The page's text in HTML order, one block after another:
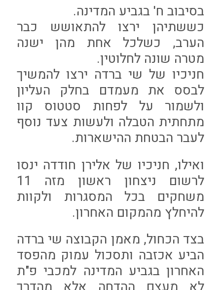
בסיבוב ח' בגביע המדינה.
כששתיהן ירצו להתאושש כבר
הערב, כשלכל אחת מהן ישנה
מטרה שונה לחלוטין.
חניכיו של שי ברדה ירצו להמשיך
לבסס את מעמדם בחלק העליון
ולשמור על לפחות סטטוס קוו
מתחתית הטבלה ולעשות צעד נוסף
לעבר הבטחת ההישארות.
ואילו, חניכיו של אלירן חודדה ינסו
לרשום ניצחון ראשון מזה 11
משחקים בכל המסגרות ולקוות
להיחלץ מהמקום האחרון.
בצד הכחול, מאמן הקבוצה שי ברדה
הביע אכזבה ותסכול עמוק מהפסד
האחרון בגביע המדינה למכבי פ"ת